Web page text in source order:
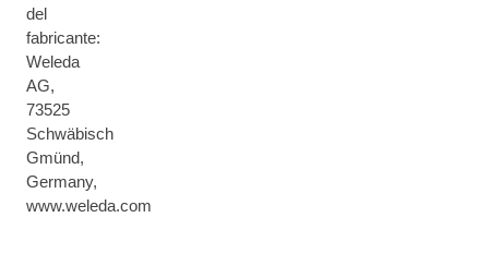
del
fabricante:
Weleda
AG,
73525
Schwäbisch
Gmünd,
Germany,
www.weleda.com